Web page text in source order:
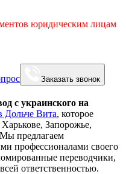
юридическим лицам
Заказать звонок
с украинского на
Дольче Вита, которое
Запорожье,
предлагаем
профессионалами своего
переводчики,
ответственностью.